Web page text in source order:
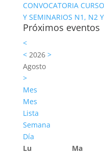
CONVOCATORIA
Y SEMINARIOS N1, N2
Próximos eventos
<
<2026 >
Agosto
>
Mes
Mes
Lista
Semana
Día
Lu
Ma